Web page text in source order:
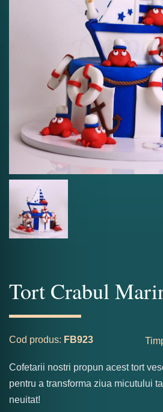
Tort Crabul
Cod produs: FB923
Cofetarii nostri propun acest tort
pentru a transforma ziua micutului
neuitat!